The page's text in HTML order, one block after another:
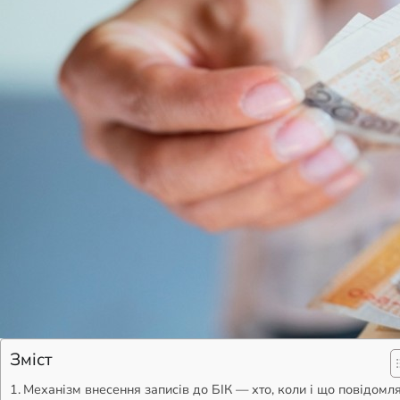
Зміст
Механізм внесення записів до БІК — хто, коли і що